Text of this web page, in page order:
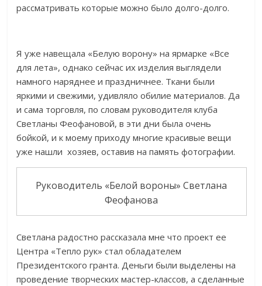
рассматривать которые можно было долго-долго.
Я уже навещала «Белую ворону» на ярмарке «Все
для лета», однако сейчас их изделия выглядели
намного наряднее и праздничнее. Ткани были
яркими и свежими, удивляло обилие материалов. Да
и сама торговля, по словам руководителя клуба
Светланы Феофановой, в эти дни была очень
бойкой, и к моему приходу многие красивые вещи
уже нашли хозяев, оставив на память фотографии.
Руководитель «Белой вороны» Светлана
Феофанова
Светлана радостно рассказала мне что проект ее
Центра «Тепло рук» стал обладателем
Президентского гранта. Деньги были выделены на
проведение творческих мастер-классов, а сделанные